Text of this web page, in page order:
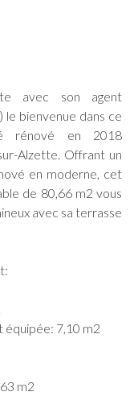
avec son agent
le bienvenue dans ce
rénové en 2018
Alzette. Offrant un
en moderne, cet
de 80,66 m2 vous
avec sa terrasse
équipée: 7,10 m2
m2